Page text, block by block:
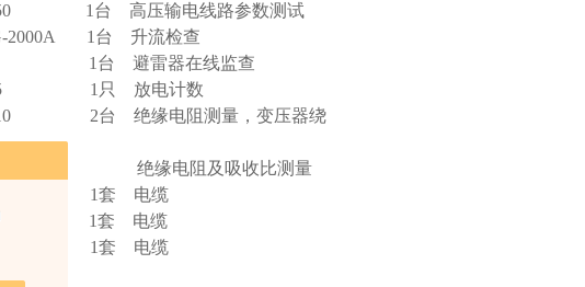
1台 高压输电线路参数测试
1台 升流检查
1台 避雷器在线监查
1只 放电计数
绝缘电阻测量，变压器绕
收比测量
1套 电缆
仪 1套 电缆
1套 电缆